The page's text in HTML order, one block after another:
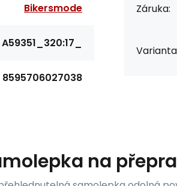
Bikersmode
A59351_320:17_
8595706027038
Záruka:
na